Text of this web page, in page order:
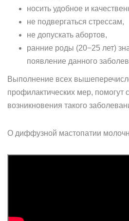
носить удобное и
не подвергаться стрессам,
не допускать абортов,
ранние роды (20−25 лет)
появление данного
Выполнение всех
профилактических мер, помогут
возникновения такого
О диффузной мастопатии